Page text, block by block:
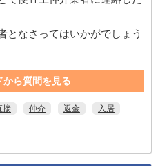
となさってはいかがでしょう
から質問を見る
接 仲介 返金
入居